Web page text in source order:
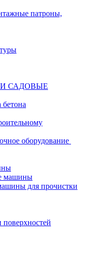
патроны,
САДОВЫЕ
бетона
оборудование
машины
для прочистки
поверхностей